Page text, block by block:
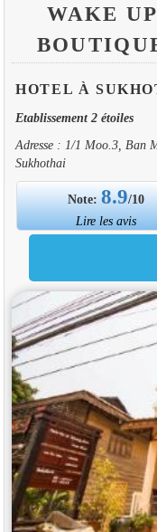
WAKE
HOTEL À
Etablissement 2 étoiles
Adresse : 1/1 Moo.3, Ban
Sukhothai
Note:8.9/10
Lire les avis